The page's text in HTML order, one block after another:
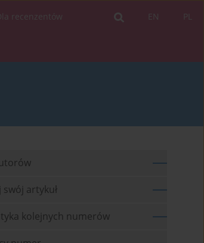
PL
EN
recenzentów
swój artykuł
kolejnych numerów